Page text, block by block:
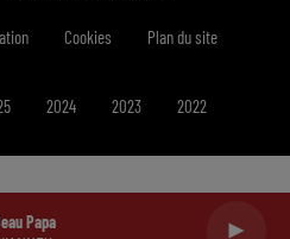
Papa
Cookies Plan du site
2024 2023 2022